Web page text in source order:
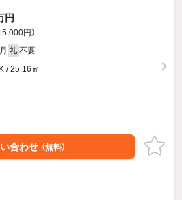
円
円）
礼 不要
/ 25.16㎡
合わせ （無料）